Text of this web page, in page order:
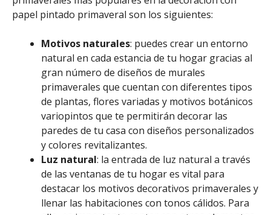
papel pintado primaveral son los siguientes:
Motivos naturales: puedes crear un entorno
natural en cada estancia de tu hogar gracias al
gran número de diseños de murales
primaverales que cuentan con diferentes tipos
de plantas, flores variadas y motivos botánicos
variopintos que te permitirán decorar las
paredes de tu casa con diseños personalizados
y colores revitalizantes.
Luz natural: la entrada de luz natural a través
de las ventanas de tu hogar es vital para
destacar los motivos decorativos primaverales y
llenar las habitaciones con tonos cálidos. Para